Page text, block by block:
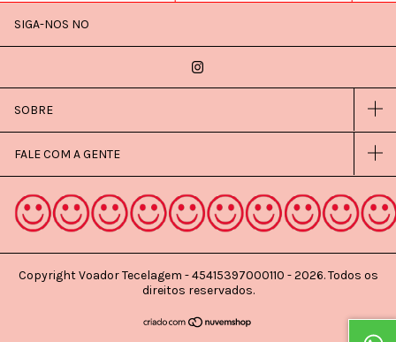
SIGA-NOS NO
SOBRE
FALE COM A GENTE
Copyright Voador Tecelagem - 45415397000110 - 2026. Todos os
direitos reservados.